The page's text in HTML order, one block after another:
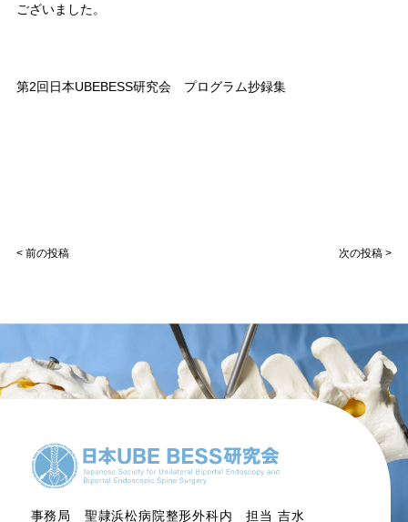
ございました。
第2回日本UBEBESS研究会 プログラム抄録集
< 前の投稿 次の投稿 >
事務局 聖隷浜松病院整形外科内 担当 吉水